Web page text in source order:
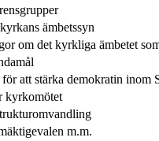
ämbetssyn
om det kyrkliga ämbetet
att stärka demokratin inom
kyrkomötet
m.m.